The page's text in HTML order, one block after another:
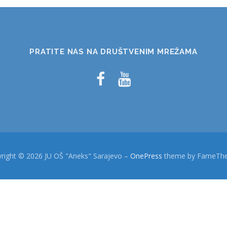
PRATITE NAS NA DRUŠTVENIM MREŽAMA
© 2026 JU OŠ "Aneks" Sarajevo – OnePress theme by